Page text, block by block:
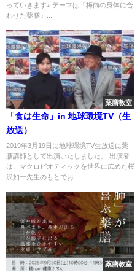
っていきます♪ テーマは『梅雨の身体に合
わせた薬膳』...
薬膳教室
「食は生命」in 地球環境TV（生
放送）
2019年3月19日に地球環境TV生放送に薬
膳講師として出演いたしました。 出演者
は、マクロビオティックを世界に広めた桜
沢如一先生のもとでお...
薬膳教室